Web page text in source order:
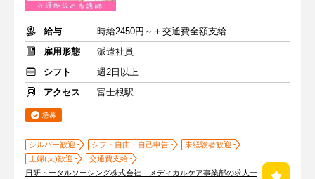
給与
時給2450円～＋交通費全額支給
雇用形態
派遣社員
シフト
週2日以上
アクセス
富士根駅
急募
シルバー歓迎 シフト自由・自己申告
未経験者歓迎
主婦(夫)歓迎
交通費支給
日研トータルソーシング株式会社 メディカルケア事業部の求人一